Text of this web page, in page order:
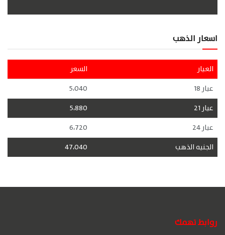
اسعار الذهب
العيار
السعر
عيار 18
5،040
عيار 21
5،880
عيار 24
6،720
الجنيه الذهب
47،040
روابط تهمك